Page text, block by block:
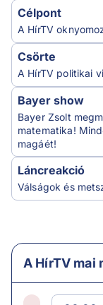
Célpont
A HírTV
Csörte
A HírTV politikai
Bayer show
Bayer Zsolt
matematika!
magáét!
Láncreakció
Válságok és
A HírTV mai